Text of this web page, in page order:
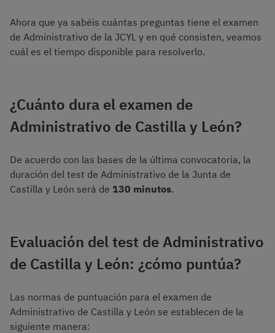
Ahora que ya sabéis cuántas preguntas tiene el examen
de Administrativo de la JCYL y en qué consisten, veamos
cuál es el tiempo disponible para resolverlo.
¿Cuánto dura el examen de
Administrativo de Castilla y León?
De acuerdo con las bases de la última convocatoria, la
duración del test de Administrativo de la Junta de
Castilla y León será de 130 minutos.
Evaluación del test de Administrativo
de Castilla y León: ¿cómo puntúa?
Las normas de puntuación para el examen de
Administrativo de Castilla y León se establecen de la
siguiente manera: